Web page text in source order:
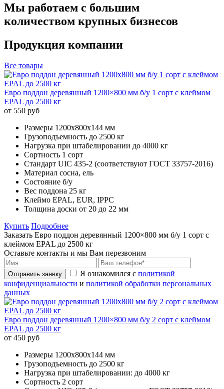
Мы работаем с большим
количеством крупных бизнесов
Продукция компании
Все товары
Евро поддон деревянный 1200×800 мм б/у 1 сорт с клеймом
EPAL до 2500 кг
от 550 руб
Размеры 1200х800х144 мм
Грузоподъемность до 2500 кг
Нагрузка при штабелировании до 4000 кг
Сортность 1 сорт
Стандарт UIC 435-2 (соответствуют ГОСТ 33757-2016)
Материал сосна, ель
Состояние б/у
Вес поддона 25 кг
Клеймо EPAL, EUR, IPPC
Толщина доски от 20 до 22 мм
Купить Подробнее
Заказать Евро поддон деревянный 1200×800 мм б/у 1 сорт с
клеймом EPAL до 2500 кг
Оставьте контакты и мы Вам перезвоним
Отправить заявку Я ознакомился с политикой
конфиденциальности и политикой обработки персональных
данных
Евро поддон деревянный 1200×800 мм б/у 2 сорт с клеймом
EPAL до 2500 кг
от 450 руб
Размеры 1200х800х144 мм
Грузоподъемность до 2500 кг
Нагрузка при штабелировании: до 4000 кг
Сортность 2 сорт